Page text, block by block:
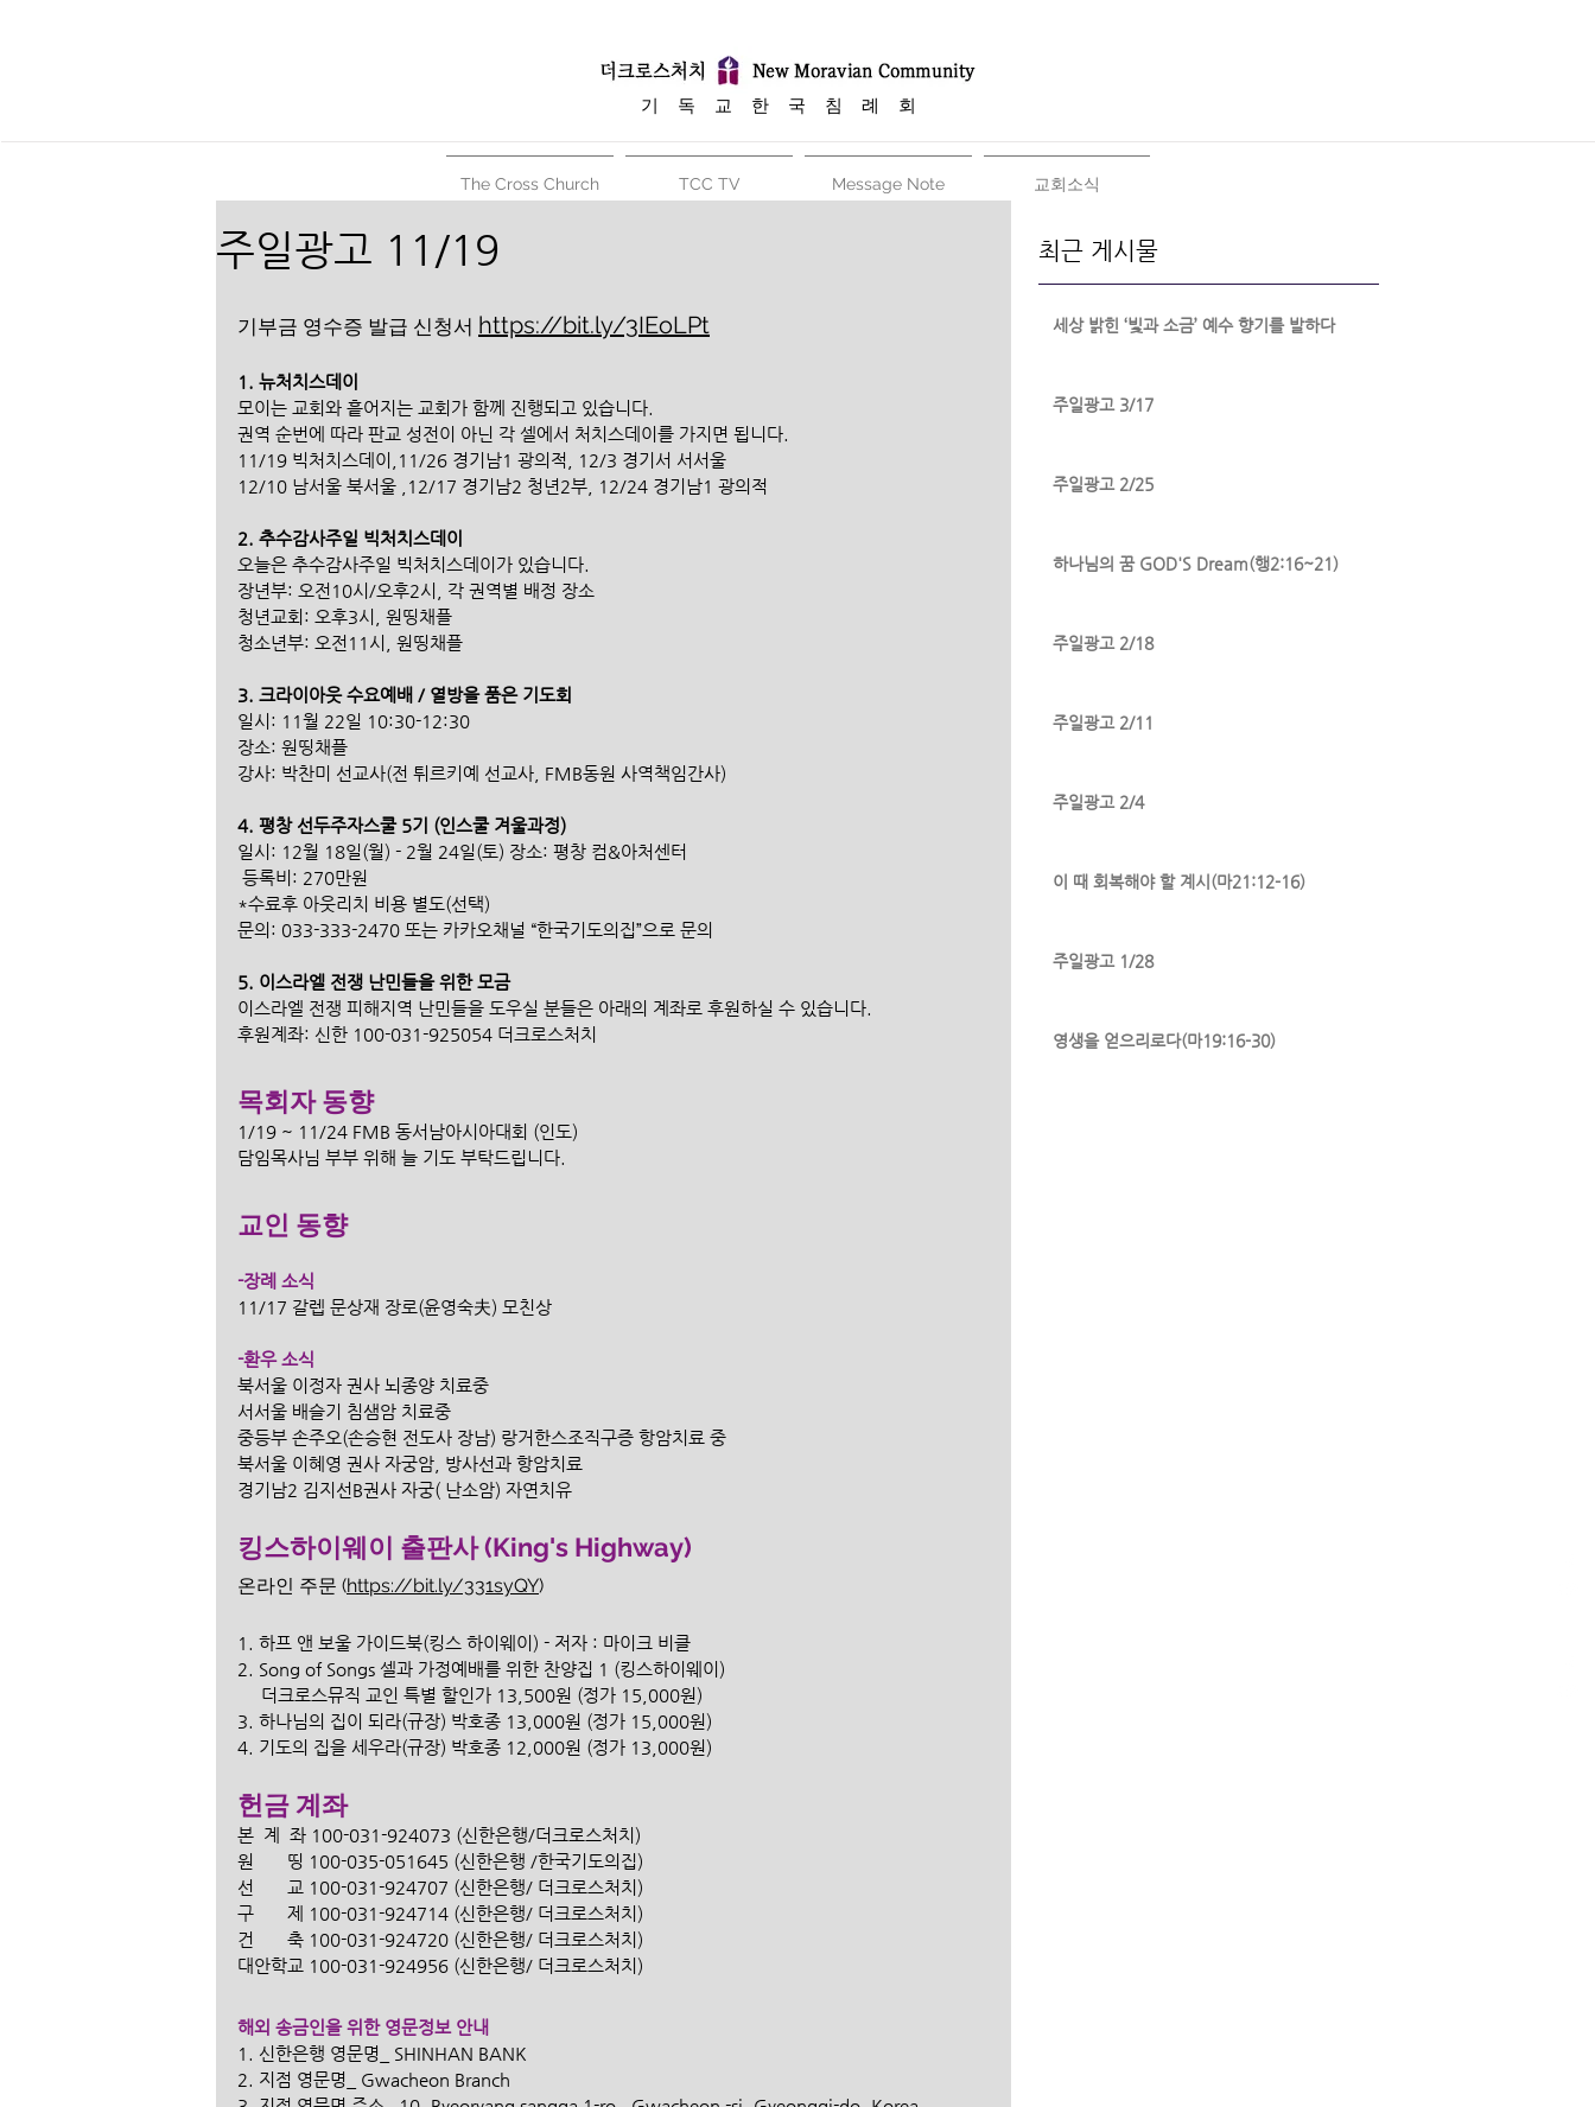
​기 독 교 한 국 침 례 회
The Cross Church TCC TV Message Note 교회소식
주일광고 11/19
기부금 영수증 발급 신청서 https://bit.ly/3IEoLPt
1. 뉴처치스데이
모이는 교회와 흩어지는 교회가 함께 진행되고 있습니다.
권역 순번에 따라 판교 성전이 아닌 각 셀에서 처치스데이를 가지면 됩니다.
11/19 빅처치스데이,11/26 경기남1 광의적, 12/3 경기서 서서울
12/10 남서울 북서울 ,12/17 경기남2 청년2부, 12/24 경기남1 광의적
2. 추수감사주일 빅처치스데이
오늘은 추수감사주일 빅처치스데이가 있습니다.
장년부: 오전10시/오후2시, 각 권역별 배정 장소
청년교회: 오후3시, 원띵채플
청소년부: 오전11시, 원띵채플
3. 크라이아웃 수요예배 / 열방을 품은 기도회
일시: 11월 22일 10:30-12:30
장소: 원띵채플
강사: 박찬미 선교사(전 튀르키예 선교사, FMB동원 사역책임간사)
4. 평창 선두주자스쿨 5기 (인스쿨 겨울과정)
일시: 12월 18일(월) - 2월 24일(토) 장소: 평창 컴&아처센터
등록비: 270만원
*수료후 아웃리치 비용 별도(선택)
문의: 033-333-2470 또는 카카오채널 “한국기도의집”으로 문의
5. 이스라엘 전쟁 난민들을 위한 모금
이스라엘 전쟁 피해지역 난민들을 도우실 분들은 아래의 계좌로 후원하실 수 있습니다.
후원계좌: 신한 100-031-925054 더크로스처치
목회자 동향
1/19 ~ 11/24 FMB 동서남아시아대회 (인도)
담임목사님 부부 위해 늘 기도 부탁드립니다.
교인 동향
-장례 소식
11/17 갈렙 문상재 장로(윤영숙夫) 모친상
-환우 소식
북서울 이정자 권사 뇌종양 치료중
서서울 배슬기 침샘암 치료중
중등부 손주오(손승현 전도사 장남) 랑거한스조직구증 항암치료 중
북서울 이혜영 권사 자궁암, 방사선과 항암치료
경기남2 김지선B권사 자궁( 난소암) 자연치유
킹스하이웨이 출판사 (King's Highway)
온라인 주문 (https://bit.ly/331syQY)
1. 하프 앤 보울 가이드북(킹스 하이웨이) - 저자 : 마이크 비클
2. Song of Songs 셀과 가정예배를 위한 찬양집 1 (킹스하이웨이)
     더크로스뮤직 교인 특별 할인가 13,500원 (정가 15,000원)
3. 하나님의 집이 되라(규장) 박호종 13,000원 (정가 15,000원)
4. 기도의 집을 세우라(규장) 박호종 12,000원 (정가 13,000원)
헌금 계좌
본  계  좌 100-031-924073 (신한은행/더크로스처치)
원       띵 100-035-051645 (신한은행 /한국기도의집)
선       교 100-031-924707 (신한은행/ 더크로스처치)
구       제 100-031-924714 (신한은행/ 더크로스처치)
건       축 100-031-924720 (신한은행/ 더크로스처치)
대안학교 100-031-924956 (신한은행/ 더크로스처치)
해외 송금인을 위한 영문정보 안내
1. 신한은행 영문명_ SHINHAN BANK
2. 지점 영문명_ Gwacheon Branch
최근 게시물
세상 밝힌 ‘빛과 소금’ 예수 향기를 발하다
주일광고 3/17
주일광고 2/25
하나님의 꿈 GOD'S Dream(행2:16~21)
주일광고 2/18
주일광고 2/11
주일광고 2/4
이 때 회복해야 할 계시(마21:12-16)
주일광고 1/28
영생을 얻으리로다(마19:16-30)